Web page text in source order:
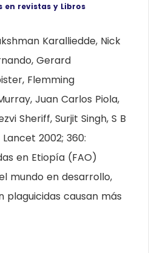
en revistas y Libros
Karalliedde, Nick
Gerard
Flemming
Juan Carlos Piola,
Sheriff, Surjit Singh, S B
2002; 360:
en Etiopía (FAO)
mundo en desarrollo,
plaguicidas causan más